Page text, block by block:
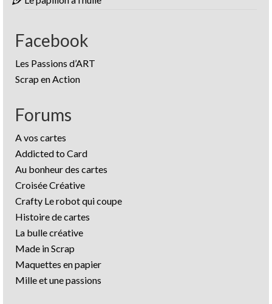
Facebook
Les Passions d’ART
Scrap en Action
Forums
A vos cartes
Addicted to Card
Au bonheur des cartes
Croisée Créative
Crafty Le robot qui coupe
Histoire de cartes
La bulle créative
Made in Scrap
Maquettes en papier
Mille et une passions